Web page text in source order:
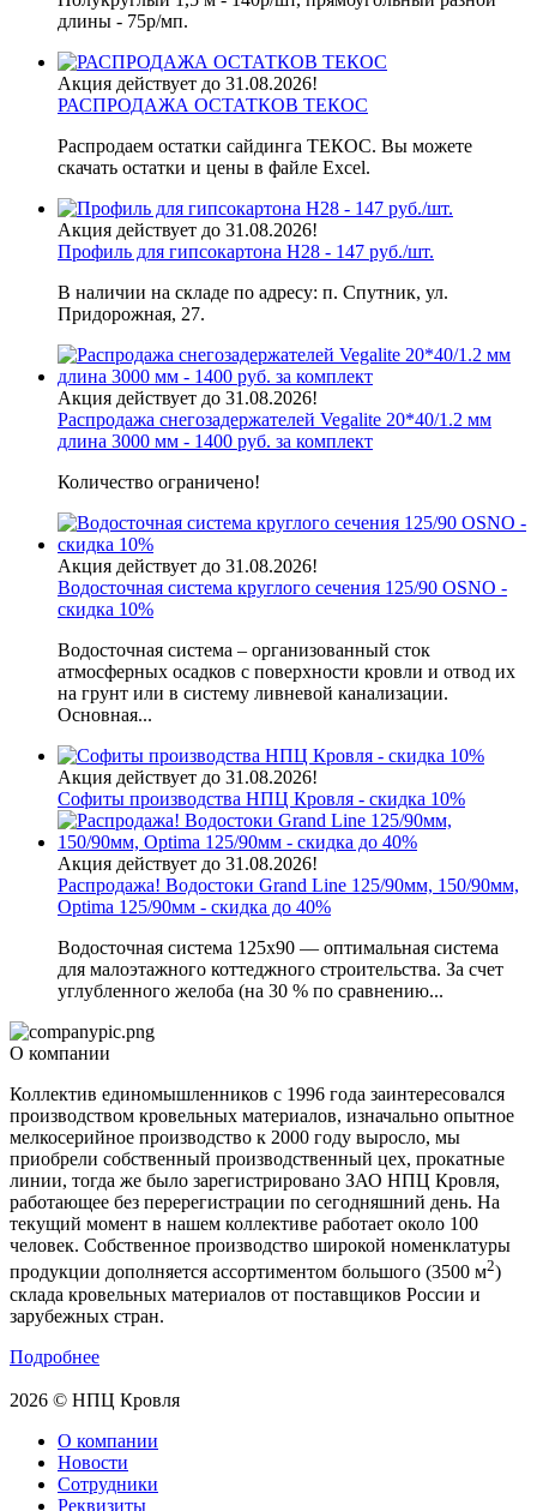
длины - 75р/мп.
Акция действует до 31.08.2026!
РАСПРОДАЖА ОСТАТКОВ ТЕКОС
Распродаем остатки сайдинга ТЕКОС. Вы можете
скачать остатки и цены в файле Excel.
Акция действует до 31.08.2026!
Профиль для гипсокартона H28 - 147 руб./шт.
В наличии на складе по адресу: п. Спутник, ул.
Придорожная, 27.
Акция действует до 31.08.2026!
Распродажа снегозадержателей Vegalite 20*40/1.2 мм
длина 3000 мм - 1400 руб. за комплект
Количество ограничено!
Акция действует до 31.08.2026!
Водосточная система круглого сечения 125/90 OSNO -
скидка 10%
Водосточная система – организованный сток
атмосферных осадков с поверхности кровли и отвод их
на грунт или в систему ливневой канализации.
Основная...
Акция действует до 31.08.2026!
Софиты производства НПЦ Кровля - скидка 10%
Акция действует до 31.08.2026!
Распродажа! Водостоки Grand Line 125/90мм, 150/90мм,
Optima 125/90мм - скидка до 40%
Водосточная система 125х90 — оптимальная система
для малоэтажного коттеджного строительства. За счет
углубленного желоба (на 30 % по сравнению...
О компании
Коллектив единомышленников с 1996 года заинтересовался
производством кровельных материалов, изначально опытное
мелкосерийное производство к 2000 году выросло, мы
приобрели собственный производственный цех, прокатные
линии, тогда же было зарегистрировано ЗАО НПЦ Кровля,
работающее без перерегистрации по сегодняшний день. На
текущий момент в нашем коллективе работает около 100
человек. Собственное производство широкой номенклатуры
продукции дополняется ассортиментом большого (3500 м2)
склада кровельных материалов от поставщиков России и
зарубежных стран.
Подробнее
2026 © НПЦ Кровля
О компании
Новости
Сотрудники
Реквизиты